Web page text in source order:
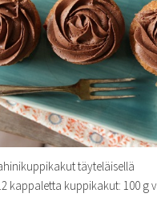
täyteläisellä
kappaletta kuppikakut: 100 g